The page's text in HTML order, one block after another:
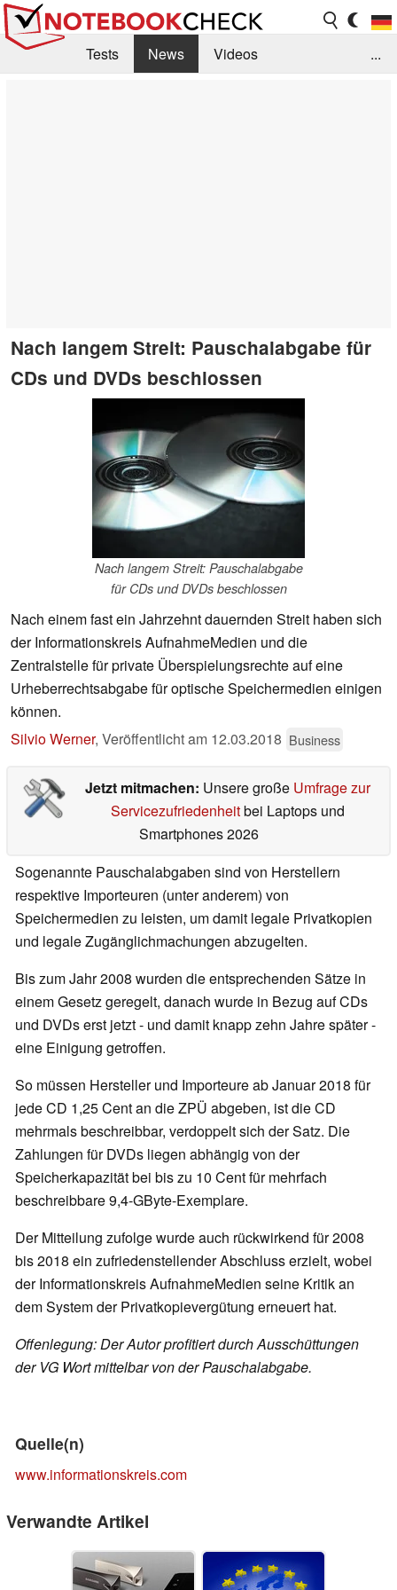
Tests News
Videos
...
Nach langem Streit: Pauschalabgabe für
CDs und DVDs beschlossen
Nach langem Streit: Pauschalabgabe
für CDs und DVDs beschlossen
Nach einem fast ein Jahrzehnt dauernden Streit haben sich
der Informationskreis AufnahmeMedien und die
Zentralstelle für private Überspielungsrechte auf eine
Urheberrechtsabgabe für optische Speichermedien einigen
können.
Silvio Werner, Veröffentlicht am 12.03.2018 Business
Jetzt mitmachen: Unsere große Umfrage zur
Servicezufriedenheitbei Laptops und
Smartphones 2026
Sogenannte Pauschalabgaben sind von Herstellern
respektive Importeuren (unter anderem) von
Speichermedien zu leisten, um damit legale Privatkopien
und legale Zugänglichmachungen abzugelten.
Bis zum Jahr 2008 wurden die entsprechenden Sätze in
einem Gesetz geregelt, danach wurde in Bezug auf CDs
und DVDs erst jetzt - und damit knapp zehn Jahre später -
eine Einigung getroffen.
So müssen Hersteller und Importeure ab Januar 2018 für
jede CD 1,25 Cent an die ZPÜ abgeben, ist die CD
mehrmals beschreibbar, verdoppelt sich der Satz. Die
Zahlungen für DVDs liegen abhängig von der
Speicherkapazität bei bis zu 10 Cent für mehrfach
beschreibbare 9,4-GByte-Exemplare.
Der Mitteilung zufolge wurde auch rückwirkend für 2008
bis 2018 ein zufriedenstellender Abschluss erzielt, wobei
der Informationskreis AufnahmeMedien seine Kritik an
dem System der Privatkopievergütung erneuert hat.
Offenlegung: Der Autor profitiert durch Ausschüttungen
der VG Wort mittelbar von der Pauschalabgabe.
Quelle(n)
www.informationskreis.com
Verwandte Artikel